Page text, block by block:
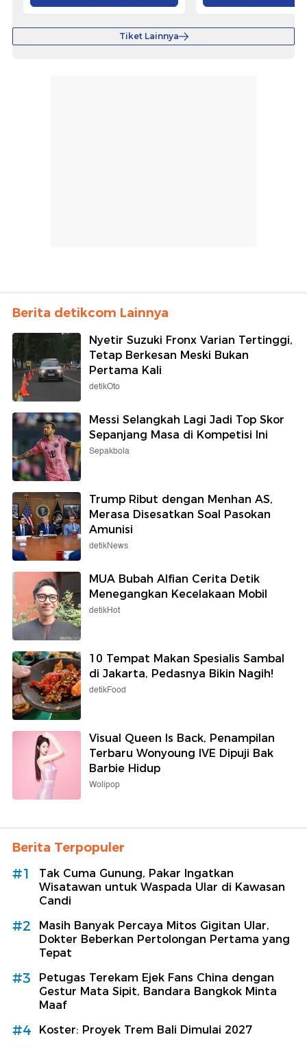
Tiket Lainnya
Berita detikcom Lainnya
Nyetir Suzuki Fronx Varian Tertinggi,
Tetap Berkesan Meski Bukan
Pertama Kali
detikOto
Messi Selangkah Lagi Jadi Top Skor
Sepanjang Masa di Kompetisi Ini
Sepakbola
Trump Ribut dengan Menhan AS,
Merasa Disesatkan Soal Pasokan
Amunisi
detikNews
MUA Bubah Alfian Cerita Detik
Menegangkan Kecelakaan Mobil
detikHot
10 Tempat Makan Spesialis Sambal
di Jakarta, Pedasnya Bikin Nagih!
detikFood
Visual Queen Is Back, Penampilan
Terbaru Wonyoung IVE Dipuji Bak
Barbie Hidup
Wolipop
Berita Terpopuler
#1
Tak Cuma Gunung, Pakar Ingatkan
Wisatawan untuk Waspada Ular di Kawasan
Candi
#2
Masih Banyak Percaya Mitos Gigitan Ular,
Dokter Beberkan Pertolongan Pertama yang
Tepat
#3
Petugas Terekam Ejek Fans China dengan
Gestur Mata Sipit, Bandara Bangkok Minta
Maaf
#4 Koster: Proyek Trem Bali Dimulai 2027